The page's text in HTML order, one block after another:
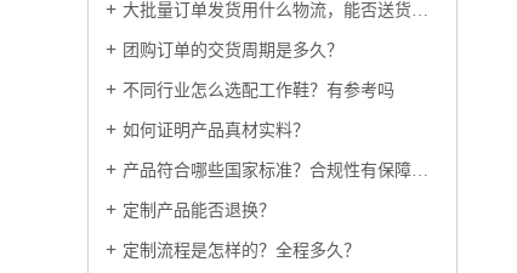
大批量订单发货用什么物流，能否送货上门？
团购订单的交货周期是多久？
不同行业怎么选配工作鞋？有参考吗
如何证明产品真材实料？
产品符合哪些国家标准？合规性有保障吗？
定制产品能否退换？
定制流程是怎样的？全程多久？